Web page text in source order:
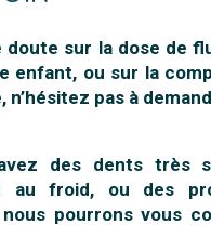
doute sur la dose de
enfant, ou sur la
n’hésitez pas à
des dents très
au froid, ou des
pourrons vous